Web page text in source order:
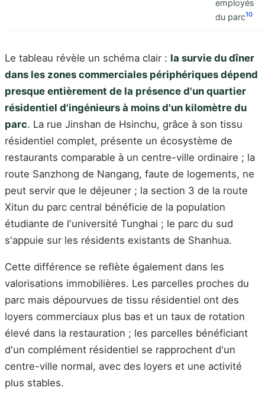
employés
du parc10
Le tableau révèle un schéma clair : la survie du dîner
dans les zones commerciales périphériques dépend
presque entièrement de la présence d'un quartier
résidentiel d'ingénieurs à moins d'un kilomètre du
parc. La rue Jinshan de Hsinchu, grâce à son tissu
résidentiel complet, présente un écosystème de
restaurants comparable à un centre-ville ordinaire ; la
route Sanzhong de Nangang, faute de logements, ne
peut servir que le déjeuner ; la section 3 de la route
Xitun du parc central bénéficie de la population
étudiante de l'université Tunghai ; le parc du sud
s'appuie sur les résidents existants de Shanhua.
Cette différence se reflète également dans les
valorisations immobilières. Les parcelles proches du
parc mais dépourvues de tissu résidentiel ont des
loyers commerciaux plus bas et un taux de rotation
élevé dans la restauration ; les parcelles bénéficiant
d'un complément résidentiel se rapprochent d'un
centre-ville normal, avec des loyers et une activité
plus stables.